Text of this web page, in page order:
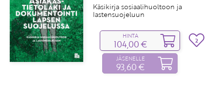
Käsikirja sosiaalihuoltoon ja
lastensuojeluun
HINTA
104,00 €
JÄSENELLE
93,60 €
2